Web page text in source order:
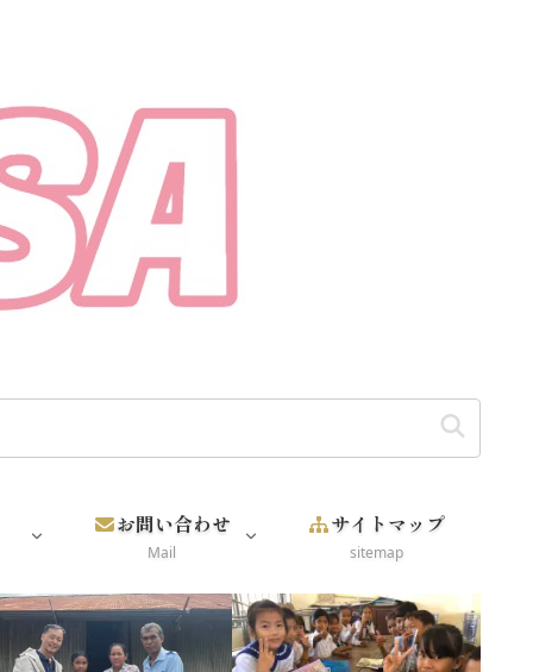
お問い合わせ
Mail
サイトマップ
sitemap